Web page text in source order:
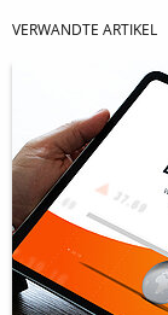
VERWANDTE ARTIKEL